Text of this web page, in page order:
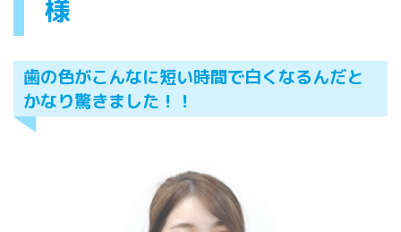
様
歯の色がこんなに短い時間で白くなるんだと
かなり驚きました！！